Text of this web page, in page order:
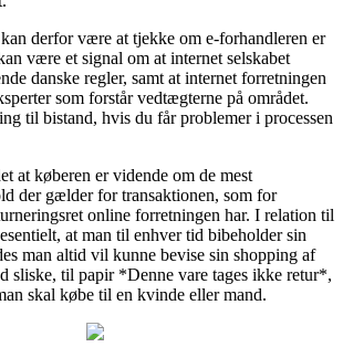
derfor være at tjekke om e-forhandleren er
være et signal om at internet selskabet
danske regler, samt at internet forretningen
som forstår vedtægterne på området.
til bistand, hvis du får problemer i processen
at køberen er vidende om de mest
der gælder for transaktionen, som for
online forretningen har. I relation til
at man til enhver tid bibeholder sin
man altid vil kunne bevise sin shopping af
sliske, til papir *Denne vare tages ikke retur*,
skal købe til en kvinde eller mand.